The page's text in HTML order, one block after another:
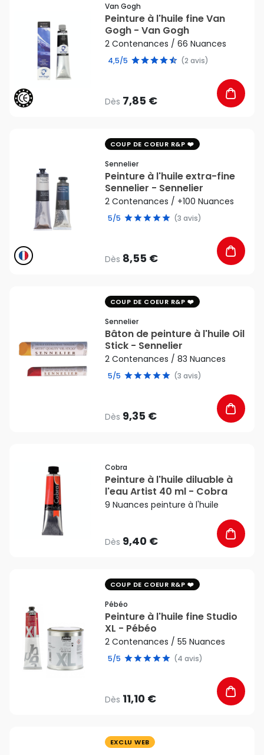
Van Gogh
Peinture à l'huile fine Van
Gogh - Van Gogh
2 Contenances / 66 Nuances
4,5/5 (2 avis)
Dès 7,85 €
COUP DE COEUR R&P
Sennelier
Peinture à l'huile extra-fine
Sennelier - Sennelier
2 Contenances / +100 Nuances
5/5 (3 avis)
Dès 8,55 €
COUP DE COEUR R&P
Sennelier
Bâton de peinture à l'huile Oil
Stick - Sennelier
2 Contenances / 83 Nuances
5/5 (3 avis)
Dès 9,35 €
Cobra
Peinture à l'huile diluable à
l'eau Artist 40 ml - Cobra
9 Nuances peinture à l'huile
Dès 9,40 €
COUP DE COEUR R&P
Pébéo
Peinture à l'huile fine Studio
XL - Pébéo
2 Contenances / 55 Nuances
5/5 (4 avis)
Dès 11,10 €
EXCLU WEB